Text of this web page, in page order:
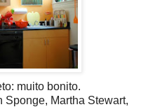
muito bonito.
Sponge, Martha Stewart,